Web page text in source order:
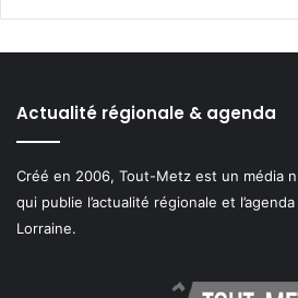
Actualité régionale & agenda
Créé en 2006, Tout-Metz est un média
qui publie l’actualité régionale et
Lorraine.